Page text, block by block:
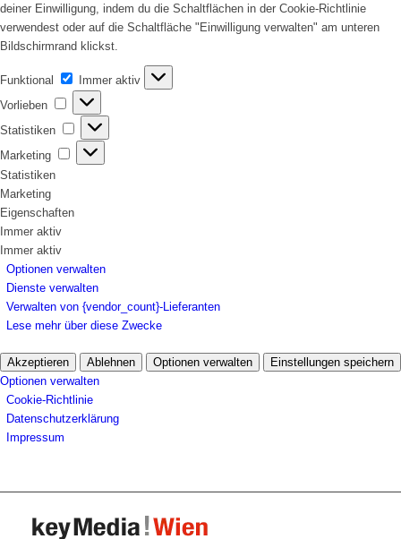
deiner Einwilligung, indem du die Schaltflächen in der Cookie-Richtlinie
verwendest oder auf die Schaltfläche "Einwilligung verwalten" am unteren
Bildschirmrand klickst.
Funktional Funktional
Immer aktiv
Vorlieben
Vorlieben
Statistiken Statistiken
Marketing
Marketing
Statistiken
Marketing
Eigenschaften
Immer aktiv
Immer aktiv
Optionen verwalten
Dienste verwalten
Verwalten von {vendor_count}-Lieferanten
Lese mehr über diese Zwecke
Akzeptieren Ablehnen Optionen verwalten
Einstellungen speichern
Optionen verwalten
Cookie-Richtlinie
Datenschutzerklärung
Impressum